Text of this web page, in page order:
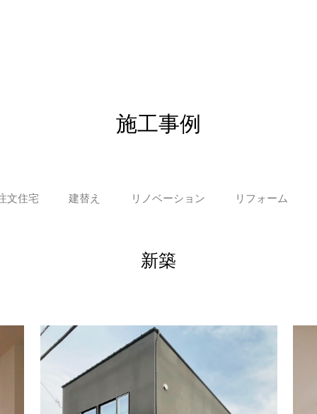
施工事例
文住宅 建替え リノベーション リフォーム
新築